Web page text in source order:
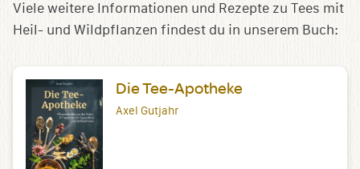
Viele weitere Informationen und Rezepte zu Tees mit
Heil- und Wildpflanzen findest du in unserem Buch:
Die Tee-Apotheke
Axel Gutjahr